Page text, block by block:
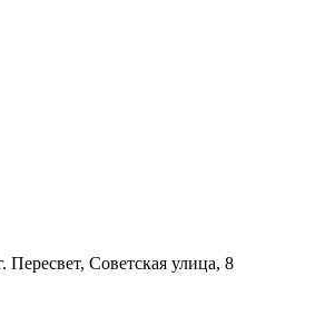
Пересвет, Советская улица, 8